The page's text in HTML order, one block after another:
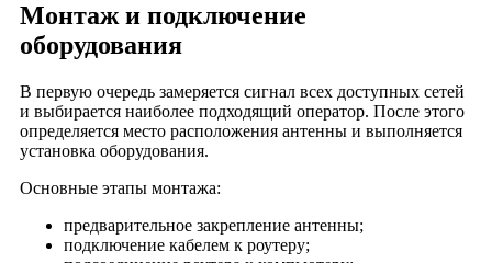
Монтаж и подключение
оборудования
В первую очередь замеряется сигнал всех доступных сетей
и выбирается наиболее подходящий оператор. После этого
определяется место расположения антенны и выполняется
установка оборудования.
Основные этапы монтажа:
предварительное закрепление антенны;
подключение кабелем к роутеру;